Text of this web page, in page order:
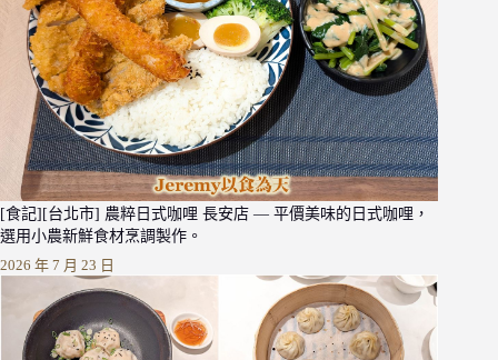
[食記][台北市] 農粹日式咖哩 長安店 — 平價美味的日式咖哩，
選用小農新鮮食材烹調製作。
2026 年 7 月 23 日